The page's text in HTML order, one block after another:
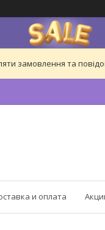
замовлення та
и оплата